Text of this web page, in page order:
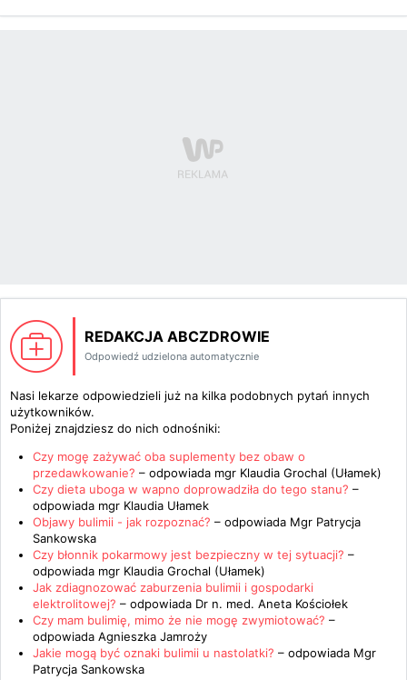
REDAKCJA ABCZDROWIE
Odpowiedź udzielona automatycznie
Nasi lekarze odpowiedzieli już na kilka podobnych pytań innych
użytkowników.
Poniżej znajdziesz do nich odnośniki:
Czy mogę zażywać oba suplementy bez obaw o
przedawkowanie? – odpowiada mgr Klaudia Grochal (Ułamek)
Czy dieta uboga w wapno doprowadziła do tego stanu? –
odpowiada mgr Klaudia Ułamek
Objawy bulimii - jak rozpoznać? – odpowiada Mgr Patrycja
Sankowska
Czy błonnik pokarmowy jest bezpieczny w tej sytuacji? –
odpowiada mgr Klaudia Grochal (Ułamek)
Jak zdiagnozować zaburzenia bulimii i gospodarki
elektrolitowej? – odpowiada Dr n. med. Aneta Kościołek
Czy mam bulimię, mimo że nie mogę zwymiotować? –
odpowiada Agnieszka Jamroży
Jakie mogą być oznaki bulimii u nastolatki? – odpowiada Mgr
Patrycja Sankowska